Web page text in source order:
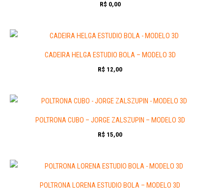
R$ 0,00
CADEIRA HELGA ESTUDIO BOLA – MODELO 3D
R$ 12,00
POLTRONA CUBO – JORGE ZALSZUPIN – MODELO 3D
R$ 15,00
POLTRONA LORENA ESTUDIO BOLA – MODELO 3D